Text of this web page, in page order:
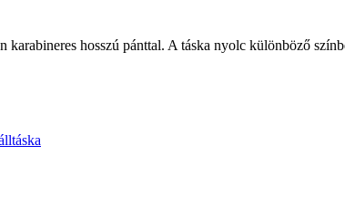
hosszú pánttal. A táska nyolc különböző